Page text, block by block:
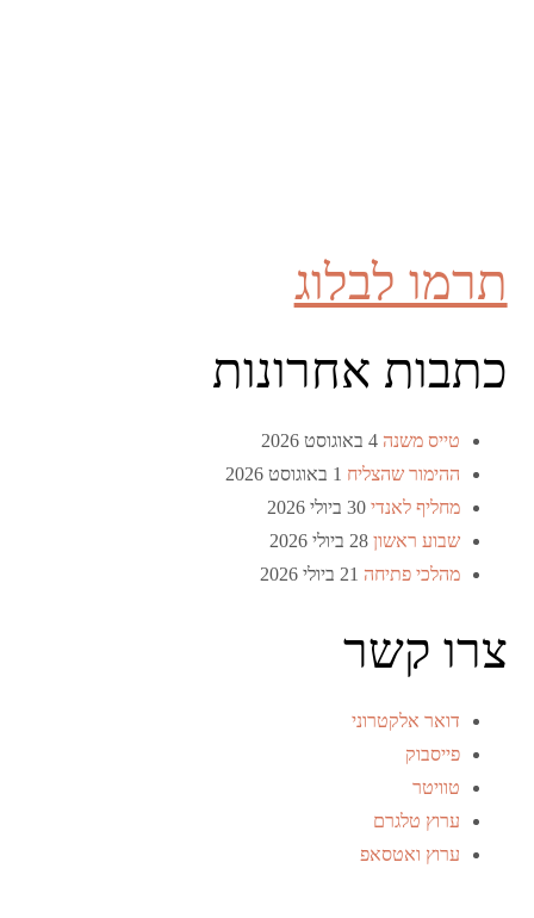
תרמו לבלוג
כתבות אחרונות
טייס משנה 4 באוגוסט 2026
ההימור שהצליח 1 באוגוסט 2026
מחליף לאנדי 30 ביולי 2026
שבוע ראשון 28 ביולי 2026
מהלכי פתיחה 21 ביולי 2026
צרו קשר
דואר אלקטרוני
פייסבוק
טוויטר
ערוץ טלגרם
ערוץ ואטסאפ